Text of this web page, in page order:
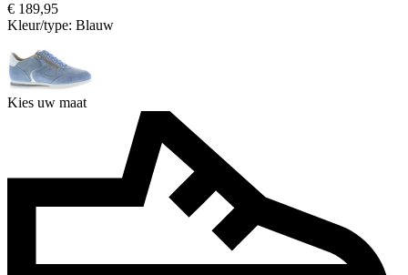
€ 189,95
Kleur/type: Blauw
Kies uw maat